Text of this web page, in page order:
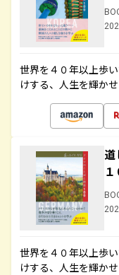
世界を４０年以上歩
けする、人生を輝か
世界を４０年以上歩
けする、人生を輝か